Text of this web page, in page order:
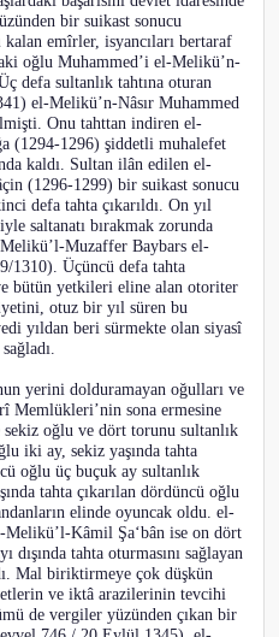
bir suikast sonucu
emîrler, isyancıları bertaraf
oğlu Muhammed’i el-Melikü’n-
defa sultanlık tahtına oturan
el-Melikü’n-Nâsır Muhammed
Onu tahttan indiren el-
(1294-1296) şiddetli muhalefet
kaldı. Sultan ilân edilen el-
(1296-1299) bir suikast sonucu
defa tahta çıkarıldı. On yıl
saltanatı bırakmak zorunda
Muzaffer Baybars el-
1310). Üçüncü defa tahta
bütün yetkileri eline alan otoriter
otuz bir yıl süren bu
yıldan beri sürmekte olan siyasî
yerini dolduramayan oğulları ve
Memlükleri’nin sona ermesine
sekiz oğlu ve dört torunu sultanlık
iki ay, sekiz yaşında tahta
oğlu üç buçuk ay sultanlık
tahta çıkarılan dördüncü oğlu
elinde oyuncak oldu. el-
Melikü’l-Kâmil Şa‘bân ise on dört
dışında tahta oturmasını sağlayan
Mal biriktirmeye çok düşkün
ve iktâ arazilerinin tevcihi
de vergiler yüzünden çıkan bir